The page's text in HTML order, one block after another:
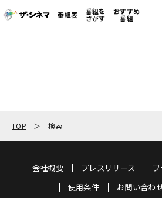
番組表 番組を
さがす
おすすめ
番組
TOP 検索
会社概要 プレスリリース
使用条件
お問い合わ